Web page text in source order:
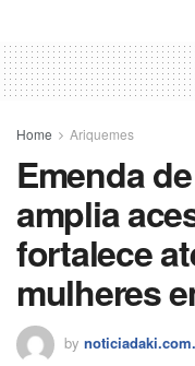
e
b
o
o
k
er
Home Ariquemes
Emenda
amplia
fortalece
mulheres
by